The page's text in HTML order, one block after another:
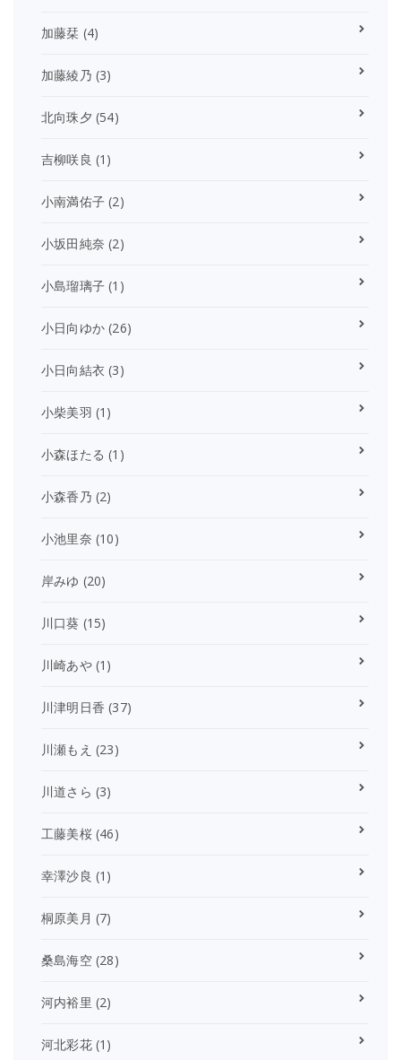
加藤栞 (4)
加藤綾乃 (3)
北向珠夕 (54)
吉柳咲良 (1)
小南満佑子 (2)
小坂田純奈 (2)
小島瑠璃子 (1)
小日向ゆか (26)
小日向結衣 (3)
小柴美羽 (1)
小森ほたる (1)
小森香乃 (2)
小池里奈 (10)
岸みゆ (20)
川口葵 (15)
川崎あや(1)
川津明日香 (37)
川瀬もえ (23)
川道さら (3)
工藤美桜(46)
幸澤沙良 (1)
桐原美月 (7)
桑島海空(28)
河内裕里 (2)
河北彩花(1)